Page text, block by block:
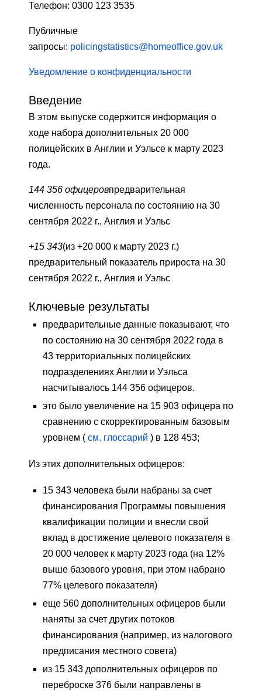
Телефон: 0300 123 3535
Публичные
запросы: policingstatistics@homeoffice.gov.uk
Уведомление о конфиденциальности
Введение
В этом выпуске содержится информация о
ходе набора дополнительных 20 000
полицейских в Англии и Уэльсе к марту 2023
года.
144 356 офицеровпредварительная
численность персонала по состоянию на 30
сентября 2022 г., Англия и Уэльс
+15 343(из +20 000 к марту 2023 г.)
предварительный показатель прироста на 30
сентября 2022 г., Англия и Уэльс
Ключевые результаты
предварительные данные показывают, что
по состоянию на 30 сентября 2022 года в
43 территориальных полицейских
подразделениях Англии и Уэльса
насчитывалось 144 356 офицеров.
это было увеличение на 15 903 офицера по
сравнению с скорректированным базовым
уровнем ( см. глоссарий ) в 128 453;
Из этих дополнительных офицеров:
15 343 человека были набраны за счет
финансирования Программы повышения
квалификации полиции и внесли свой
вклад в достижение целевого показателя в
20 000 человек к марту 2023 года (на 12%
выше базового уровня, при этом набрано
77% целевого показателя)
еще 560 дополнительных офицеров были
наняты за счет других потоков
финансирования (например, из налогового
предписания местного совета)
из 15 343 дополнительных офицеров по
переброске 376 были направлены в